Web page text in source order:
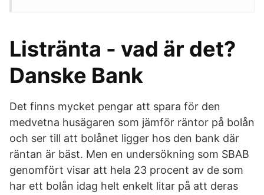
Listränta - vad är det?
Danske Bank
Det finns mycket pengar att spara för den
medvetna husägaren som jämför räntor på bolån
och ser till att bolånet ligger hos den bank där
räntan är bäst. Men en undersökning som SBAB
genomfört visar att hela 23 procent av de som
har ett bolån idag helt enkelt litar på att deras